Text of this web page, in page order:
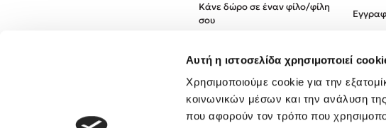
Αυτή η ιστοσελίδα χρησιμοποιεί
Χρησιμοποιούμε cookie για την
κοινωνικών μέσων και την ανάλυση
που αφορούν τον τρόπο που
Κάνε δώρο σε έναν φίλο/φίλη
σου
Πολιτική Απορρήτου
Όροι χρήσης